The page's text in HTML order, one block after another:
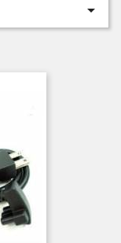
